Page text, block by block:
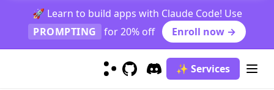
🚀 Learn to build apps with Claude Code! Use
PROMPTING
for 20% off Enroll now →
(opens in a new tab)
Discord
(opens in a new tab)
✨ Services
Mixtral
Code Llama